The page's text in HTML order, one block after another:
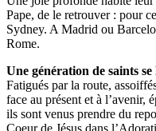
Pape, de le retrouver : pour
Sydney. A Madrid ou
Rome.
Une génération de saints se
Fatigués par la route,
face au présent et à l’avenir,
ils sont venus prendre du